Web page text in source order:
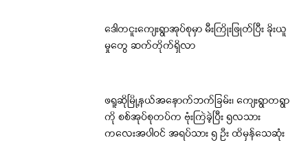
ဒေါတငူးကျေးရွာအုပ်စုမှာ မီးကြိုးဖြုတ်ပြီး ခိုးယူ
မှုတွေ ဆက်တိုက်ရှိလာ
ဖရူဆိုမြို့နယ်အနောက်ဘက်ခြမ်း၊ ကျေးရွာတရွာ
ကို စစ်အုပ်စုတပ်က ဗုံးကြဲခဲ့ပြီး ၅လသား
ကလေးအပါဝင် အရပ်သား ၅ ဦး ထိမှန်သေဆုံး